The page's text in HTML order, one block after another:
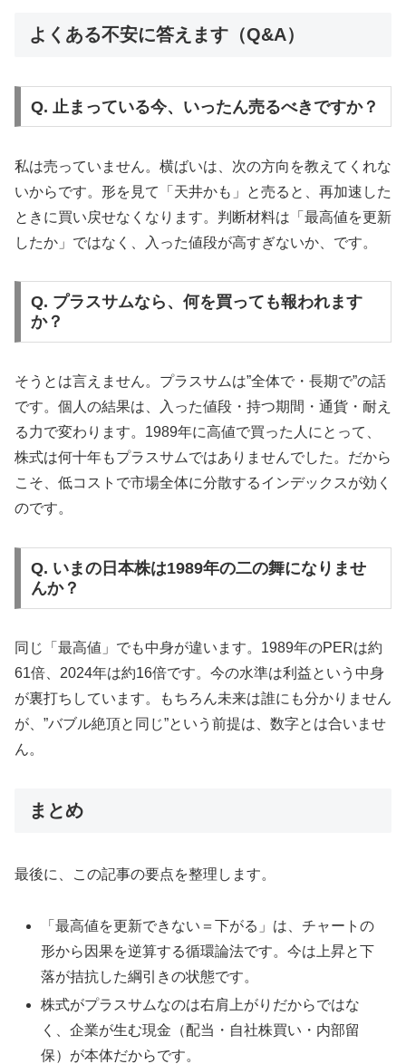
よくある不安に答えます（Q&A）
Q. 止まっている今、いったん売るべきですか？
私は売っていません。横ばいは、次の方向を教えてくれな
いからです。形を見て「天井かも」と売ると、再加速した
ときに買い戻せなくなります。判断材料は「最高値を更新
したか」ではなく、入った値段が高すぎないか、です。
Q. プラスサムなら、何を買っても報われます
か？
そうとは言えません。プラスサムは”全体で・長期で”の話
です。個人の結果は、入った値段・持つ期間・通貨・耐え
る力で変わります。1989年に高値で買った人にとって、
株式は何十年もプラスサムではありませんでした。だから
こそ、低コストで市場全体に分散するインデックスが効く
のです。
Q. いまの日本株は1989年の二の舞になりませ
んか？
同じ「最高値」でも中身が違います。1989年のPERは約
61倍、2024年は約16倍です。今の水準は利益という中身
が裏打ちしています。もちろん未来は誰にも分かりません
が、”バブル絶頂と同じ”という前提は、数字とは合いませ
ん。
まとめ
最後に、この記事の要点を整理します。
「最高値を更新できない＝下がる」は、チャートの
形から因果を逆算する循環論法です。今は上昇と下
落が拮抗した綱引きの状態です。
株式がプラスサムなのは右肩上がりだからではな
く、企業が生む現金（配当・自社株買い・内部留
保）が本体だからです。